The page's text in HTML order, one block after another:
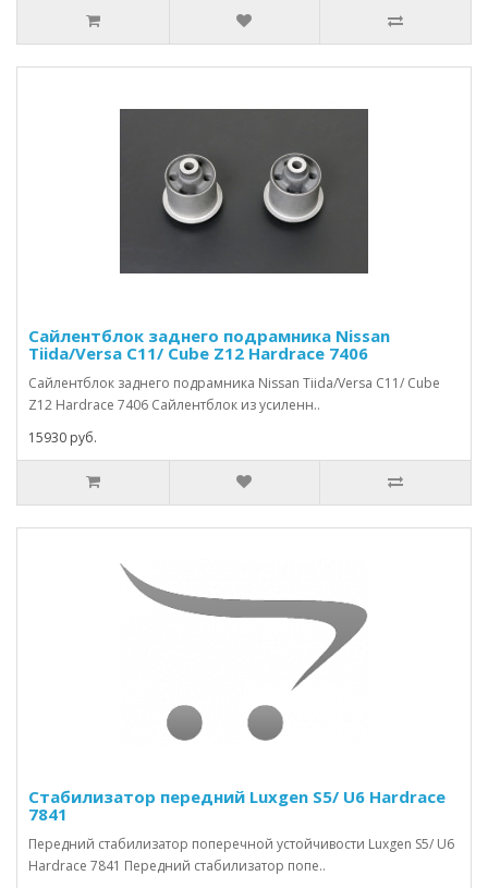
Сайлентблок заднего подрамника Nissan
Tiida/Versa C11/ Cube Z12 Hardrace 7406
Сайлентблок заднего подрамника Nissan Tiida/Versa C11/ Cube
Z12 Hardrace 7406 Сайлентблок из усиленн..
15930 руб.
Стабилизатор передний Luxgen S5/ U6 Hardrace
7841
Передний стабилизатор поперечной устойчивости Luxgen S5/ U6
Hardrace 7841 Передний стабилизатор попе..